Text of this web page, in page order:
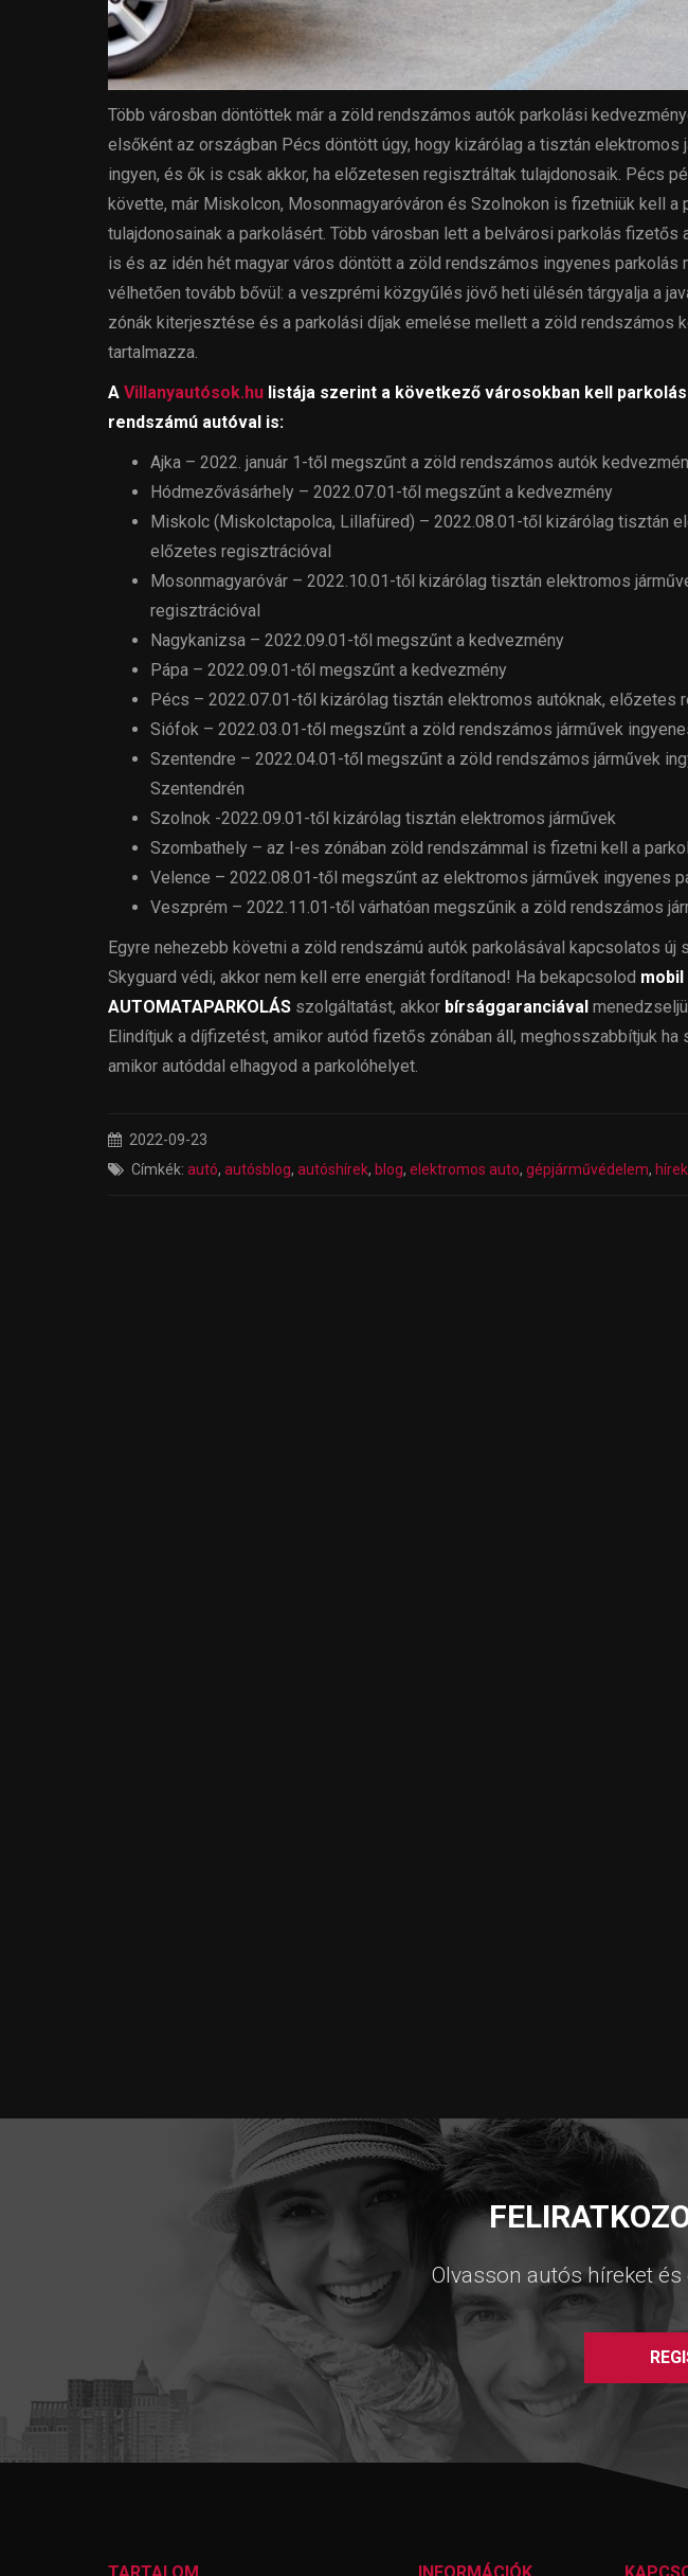
Több városban döntöttek már a zöld rendszámos autók parkolási
elsőként az országban Pécs döntött úgy, hogy kizárólag a tisztán elektromos
ingyen, és ők is csak akkor, ha előzetesen regisztráltak tulajdonosaik. Pécs
követte, már Miskolcon, Mosonmagyaróváron és Szolnokon is fizetniük kell a
tulajdonosainak a parkolásért. Több városban lett a belvárosi parkolás fizetős
is és az idén hét magyar város döntött a zöld rendszámos ingyenes parkolás
vélhetően tovább bővül: a veszprémi közgyűlés jövő heti ülésén tárgyalja a
zónák kiterjesztése és a parkolási díjak emelése mellett a zöld rendszámos
tartalmazza.
A Villanyautósok.hu listája szerint a következő városokban kell
rendszámú autóval is:
Ajka – 2022. január 1-től megszűnt a zöld rendszámos autók
Hódmezővásárhely – 2022.07.01-től megszűnt a kedvezmény
Miskolc (Miskolctapolca, Lillafüred) – 2022.08.01-től kizárólag tisztán
előzetes regisztrációval
Mosonmagyaróvár – 2022.10.01-től kizárólag tisztán elektromos
regisztrációval
Nagykanizsa – 2022.09.01-től megszűnt a kedvezmény
Pápa – 2022.09.01-től megszűnt a kedvezmény
Pécs – 2022.07.01-től kizárólag tisztán elektromos autóknak, előzetes
Siófok – 2022.03.01-től megszűnt a zöld rendszámos járművek
Szentendre – 2022.04.01-től megszűnt a zöld rendszámos járművek
Szentendrén
Szolnok -2022.09.01-től kizárólag tisztán elektromos járművek
Szombathely – az I-es zónában zöld rendszámmal is fizetni kell a
Velence – 2022.08.01-től megszűnt az elektromos járművek ingyenes
Veszprém – 2022.11.01-től várhatóan megszűnik a zöld rendszámos
Egyre nehezebb követni a zöld rendszámú autók parkolásával kapcsolatos új
Skyguard védi, akkor nem kell erre energiát fordítanod! Ha bekapcsolod mobil
AUTOMATAPARKOLÁS szolgáltatást, akkor bírsággaranciával
Elindítjuk a díjfizetést, amikor autód fizetős zónában áll, meghosszabbítjuk ha
amikor autóddal elhagyod a parkolóhelyet.
2022-09-23
Címkék: autó, autósblog, autóshírek, blog, elektromos auto, gépjárművédelem, hírek
Olvasson autós híreket